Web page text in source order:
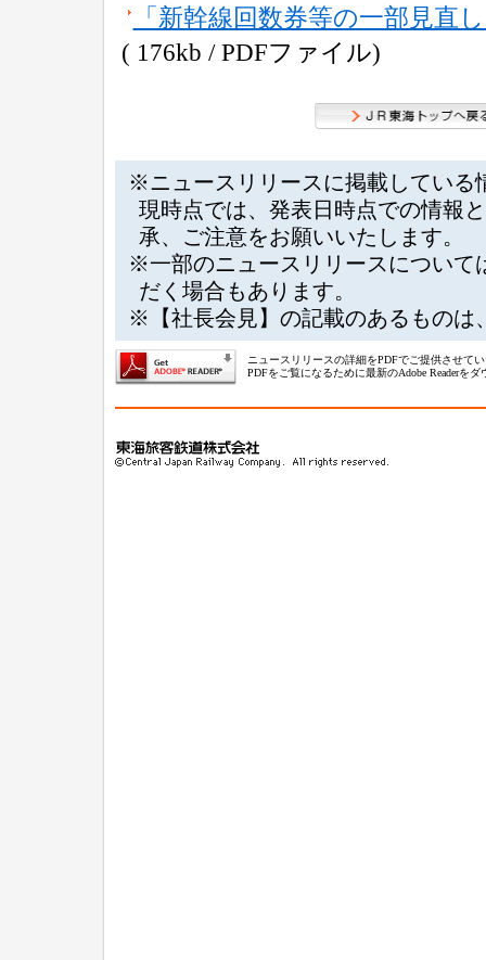
「新幹線回数券等の一部見直
( 176kb / PDFファイル)
※ニュースリリースに掲載している
現時点では、発表日時点での情報
承、ご注意をお願いいたします。
※一部のニュースリリースについて
だく場合もあります。
※【社長会見】の記載のあるものは
ニュースリリースの詳細をPDFでご提供させて
PDFをご覧になるために最新のAdobe Readerを